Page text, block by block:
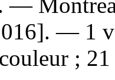
— 1
;